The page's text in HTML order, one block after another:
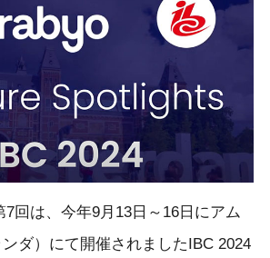
7回は、今年9月13日～16日にアム
ダ）にて開催されましたIBC 2024